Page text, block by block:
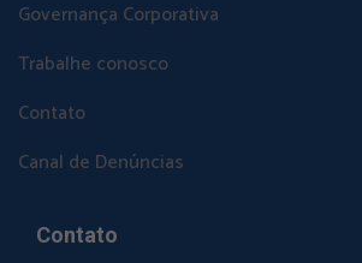
Governança Corporativa
Trabalhe conosco
Contato
Canal de Denúncias
Contato